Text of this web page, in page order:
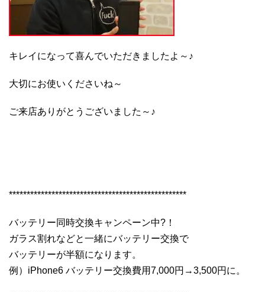
キレイになって喜んでいただきましたよ～♪
大切にお使いくださいね～
ご来店ありがとうございました～♪
**************************************************
バッテリー同時交換キャンペーン中?！
ガラス割れなどと一緒にバッテリー交換で
バッテリーが半額になります。
例）iPhone6 バッテリー交換費用7,000円→3,500円に。